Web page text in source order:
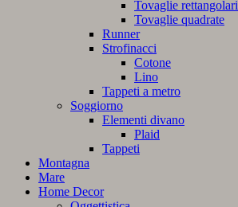
Tovaglie rettangolari
Tovaglie quadrate
Runner
Strofinacci
Cotone
Lino
Tappeti a metro
Soggiorno
Elementi divano
Plaid
Tappeti
Montagna
Mare
Home Decor